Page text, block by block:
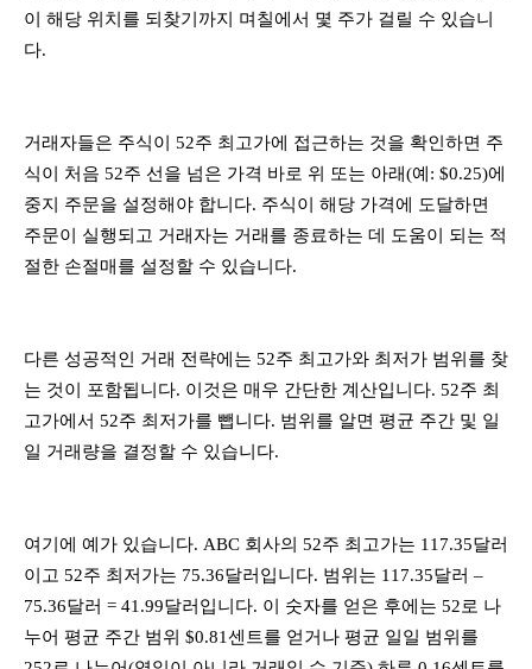
이 해당 위치를 되찾기까지 며칠에서 몇 주가 걸릴 수 있습니
다.
거래자들은 주식이 52주 최고가에 접근하는 것을 확인하면 주
식이 처음 52주 선을 넘은 가격 바로 위 또는 아래(예: $0.25)에
중지 주문을 설정해야 합니다. 주식이 해당 가격에 도달하면
주문이 실행되고 거래자는 거래를 종료하는 데 도움이 되는 적
절한 손절매를 설정할 수 있습니다.
다른 성공적인 거래 전략에는 52주 최고가와 최저가 범위를 찾
는 것이 포함됩니다. 이것은 매우 간단한 계산입니다. 52주 최
고가에서 52주 최저가를 뺍니다. 범위를 알면 평균 주간 및 일
일 거래량을 결정할 수 있습니다.
여기에 예가 있습니다. ABC 회사의 52주 최고가는 117.35달러
이고 52주 최저가는 75.36달러입니다. 범위는 117.35달러 –
75.36달러 = 41.99달러입니다. 이 숫자를 얻은 후에는 52로 나
누어 평균 주간 범위 $0.81센트를 얻거나 평균 일일 범위를